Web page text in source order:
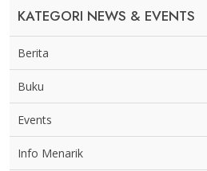
KATEGORI NEWS & EVENTS
Berita
Buku
Events
Info Menarik